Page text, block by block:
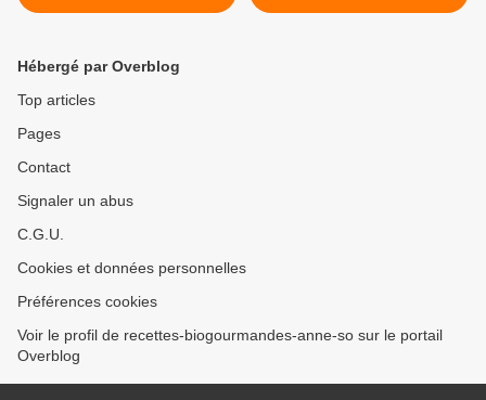
D’OLIVE ET FARINE DE
CAJOU >
Hébergé par Overblog
Top articles
Pages
Contact
Signaler un abus
C.G.U.
Cookies et données personnelles
Préférences cookies
Voir le profil de recettes-biogourmandes-anne-so sur le portail
Overblog